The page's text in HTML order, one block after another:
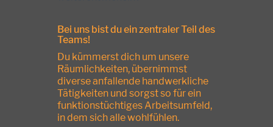
Bei uns bist du ein zentraler Teil des
Teams!
Du kümmerst dich um unsere
Räumlichkeiten, übernimmst
diverse anfallende handwerkliche
Tätigkeiten und sorgst so für ein
funktionstüchtiges Arbeitsumfeld,
in dem sich alle wohlfühlen.